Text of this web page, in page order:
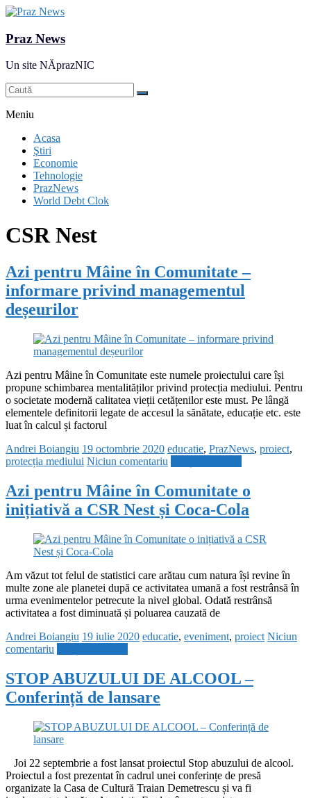
Praz News
Un site NĂprazNIC
Meniu
Acasa
Ştiri
Economie
Tehnologie
PrazNews
World Debt Clok
CSR Nest
Azi pentru Mâine în Comunitate –
informare privind managementul
deșeurilor
Azi pentru Mâine în Comunitate este numele proiectului care își
propune schimbarea mentalităților privind protecția mediului. Pentru
o societate modernă calitatea vieții cetățenilor este must. Pe lângă
elementele definitorii legate de accesul la sănătate, educație etc. este
luat în calcul și factorul
Andrei Boiangiu 19 octombrie 2020 educatie, PrazNews, proiect,
protecția mediului Niciun comentariu
Azi pentru Mâine în Comunitate o
inițiativă a CSR Nest și Coca-Cola
Am văzut tot felul de statistici care arătau cum natura își revine în
multe zone ale planetei după ce activitatea umană a fost restrânsă în
urma evenimentelor petrecute la nivel global. Odată restrânsă
activitatea a fost diminuată și poluarea cauzată de
Andrei Boiangiu 19 iulie 2020 educatie, eveniment, proiect Niciun
comentariu
STOP ABUZULUI DE ALCOOL –
Conferință de lansare
Joi 22 septembrie a fost lansat proiectul Stop abuzului de alcool.
Proiectul a fost prezentat în cadrul unei conferințe de presă
organizate la Casa de Cultură Traian Demetrescu și va fi